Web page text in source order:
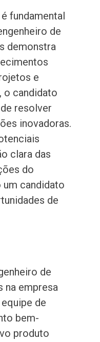
fundamental
de
demonstra
e
o candidato
resolver
inovadoras.
clara das
do
candidato
de
de
na empresa
de
bem-
produto